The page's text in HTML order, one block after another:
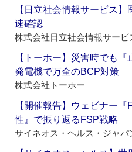
【日立社会情報サービス
速確認
株式会社日立社会情報サービ
【トーホー】災害時でも
発電機で万全のBCP対策
株式会社トーホー
【開催報告】ウェビナー
性』で振り返るFSP戦略
サイネオス・ヘルス・ジャパ